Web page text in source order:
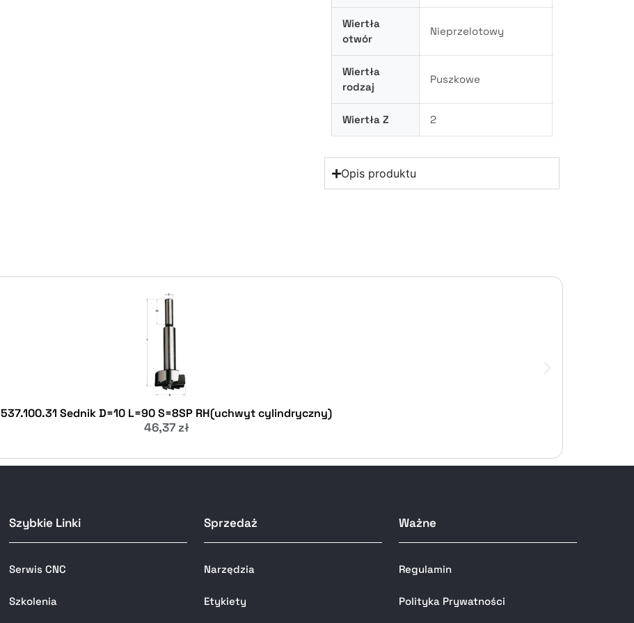
Wiertła
otwór
Nieprzelotowy
Wiertła
rodzaj
Puszkowe
Wiertła Z 2
Opis produktu
537.100.31 Sednik D=10 L=90 S=8SP RH(uchwyt cylindryczny)
46,37 zł
Szybkie Linki
Serwis CNC
Szkolenia
Sprzedaż
Narzędzia
Etykiety
Ważne
Regulamin
Polityka Prywatności